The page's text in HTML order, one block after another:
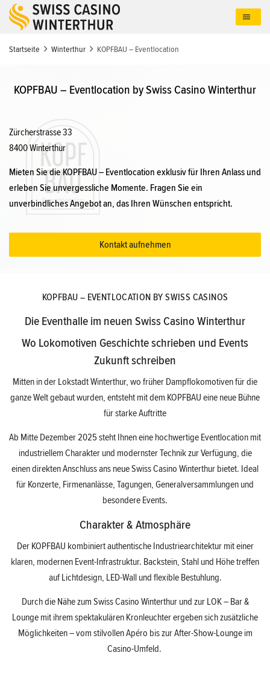
Direkt
zum
Startseite
Winterthur KOPFBAU – Eventlocation
KOPFBAU – Eventlocation by Swiss Casino Winterthur
Zürcherstrasse 33
8400 Winterthur
Mieten Sie die KOPFBAU – Eventlocation exklusiv für Ihren Anlass und
erleben Sie unvergessliche Momente. Fragen Sie ein
unverbindliches Angebot an, das Ihren Wünschen entspricht.
Kontakt aufnehmen
KOPFBAU – EVENTLOCATION BY SWISS CASINOS
Die Eventhalle im neuen Swiss Casino Winterthur
Wo Lokomotiven Geschichte schrieben und Events
Zukunft schreiben
Mitten in der Lokstadt Winterthur, wo früher Dampflokomotiven für die
ganze Welt gebaut wurden, entsteht mit dem KOPFBAU eine neue Bühne
für starke Auftritte
Ab Mitte Dezember 2025 steht Ihnen eine hochwertige Eventlocation mit
industriellem Charakter und modernster Technik zur Verfügung, die
einen direkten Anschluss ans neue Swiss Casino Winterthur bietet. Ideal
für Konzerte, Firmenanlässe, Tagungen, Generalversammlungen und
besondere Events.
Charakter & Atmosphäre
Der KOPFBAU kombiniert authentische Industriearchitektur mit einer
klaren, modernen Event-Infrastruktur. Backstein, Stahl und Höhe treffen
auf Lichtdesign, LED-Wall und flexible Bestuhlung.
Durch die Nähe zum Swiss Casino Winterthur und zur LOK – Bar &
Lounge mit ihrem spektakulären Kronleuchter ergeben sich zusätzliche
Möglichkeiten – vom stilvollen Apéro bis zur After-Show-Lounge im
Casino-Umfeld.